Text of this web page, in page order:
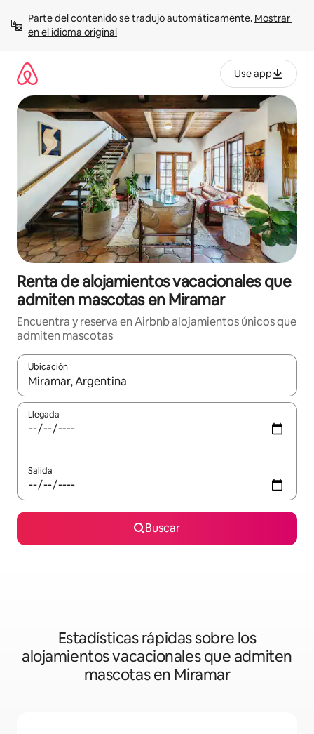
contenido
Parte del contenido se tradujo automáticamente. Mostrar
en el idioma original
Use app
Renta de alojamientos vacacionales que
admiten mascotas en Miramar
Encuentra y reserva en Airbnb alojamientos únicos que
admiten mascotas
Ubicación
Cuando los resultados estén disponibles, podrás navegar
Llegada
Salida
Buscar
Estadísticas rápidas sobre los
alojamientos vacacionales que admiten
mascotas en Miramar